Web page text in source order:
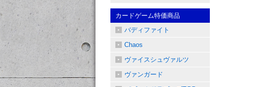
カードゲーム特価商品
バディファイト
Chaos
ヴァイスシュヴァルツ
ヴァンガード